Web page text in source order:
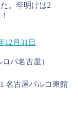
。年明けは2
12月31日
バ名古屋）
名古屋パルコ東館